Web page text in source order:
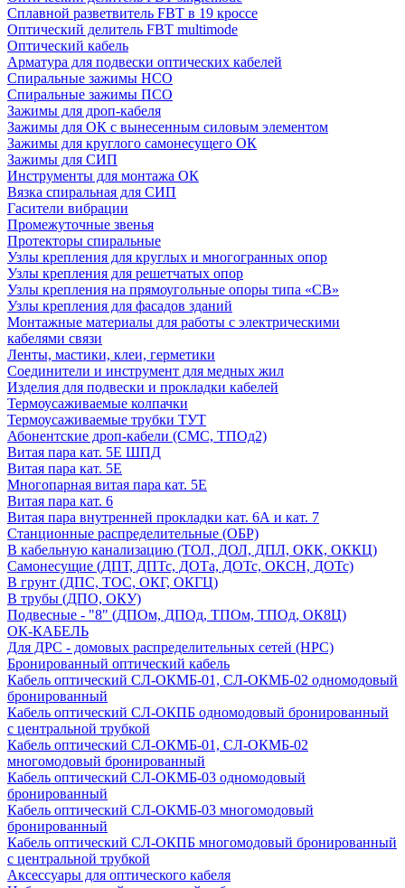
Сплавной разветвитель FBT в 19 кроссе
Оптический делитель FBT multimode
Оптический кабель
Арматура для подвески оптических кабелей
Спиральные зажимы НСО
Спиральные зажимы ПСО
Зажимы для дроп-кабеля
Зажимы для ОК с вынесенным силовым элементом
Зажимы для круглого самонесущего ОК
Зажимы для СИП
Инструменты для монтажа ОК
Вязка спиральная для СИП
Гасители вибрации
Промежуточные звенья
Протекторы спиральные
Узлы крепления для круглых и многогранных опор
Узлы крепления для решетчатых опор
Узлы крепления на прямоугольные опоры типа «СВ»
Узлы крепления для фасадов зданий
Монтажные материалы для работы с электрическими
кабелями связи
Ленты, мастики, клеи, герметики
Соединители и инструмент для медных жил
Изделия для подвески и прокладки кабелей
Термоусаживаемые колпачки
Термоусаживаемые трубки ТУТ
Абонентские дроп-кабели (СМС, ТПОд2)
Витая пара кат. 5Е ШПД
Витая пара кат. 5Е
Многопарная витая пара кат. 5E
Витая пара кат. 6
Витая пара внутренней прокладки кат. 6А и кат. 7
Станционные распределительные (ОБР)
В кабельную канализацию (ТОЛ, ДОЛ, ДПЛ, ОКК, ОККЦ)
Самонесущие (ДПТ, ДПТс, ДОТа, ДОТс, ОКСН, ДОТс)
В грунт (ДПС, ТОС, ОКГ, ОКГЦ)
В трубы (ДПО, ОКУ)
Подвесные - "8" (ДПОм, ДПОд, ТПОм, ТПОд, ОК8Ц)
ОК-КАБЕЛЬ
Для ДРС - домовых распределительных сетей (НРС)
Бронированный оптический кабель
Кабель оптический СЛ-ОКМБ-01, СЛ-ОКМБ-02 одномодовый
бронированный
Кабель оптический СЛ-ОКПБ одномодовый бронированный
с центральной трубкой
Кабель оптический СЛ-ОКМБ-01, СЛ-ОКМБ-02
многомодовый бронированный
Кабель оптический СЛ-ОКМБ-03 одномодовый
бронированный
Кабель оптический СЛ-ОКМБ-03 многомодовый
бронированный
Кабель оптический СЛ-ОКПБ многомодовый бронированный
с центральной трубкой
Аксессуары для оптического кабеля